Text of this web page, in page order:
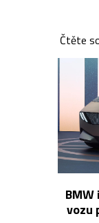
Čtěte
vozu